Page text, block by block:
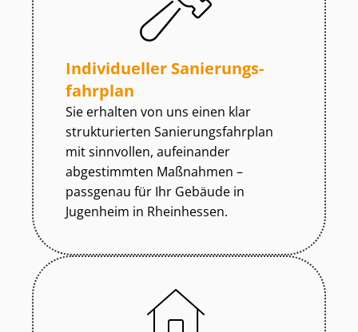
Individueller Sa­nie­rungs­
fahr­plan
Sie erhalten von uns einen klar
strukturierten Sa­nie­rungs­fahr­plan
mit sinnvollen, aufeinander
abgestimmten Maßnahmen –
passgenau für Ihr Gebäude in
Jugenheim in Rheinhessen.